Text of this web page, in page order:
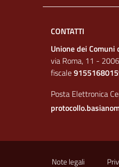
CONTATTI
Unione dei
via Roma, 11 -
fiscale
Posta Elettronica
Note legali